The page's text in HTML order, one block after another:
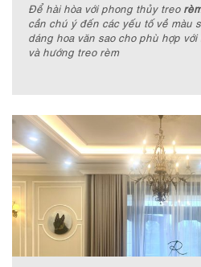
Để hài hòa với phong thủy treo
cần chú ý đến các yếu tố về màu
dáng hoa văn sao cho phù hợp
và hướng treo rèm